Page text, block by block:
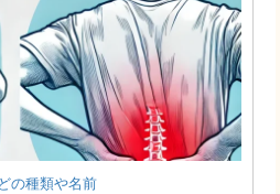
の種類や名前